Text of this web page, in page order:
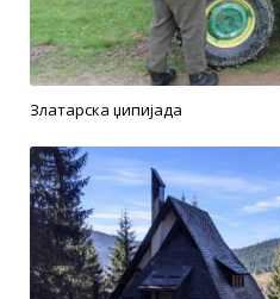
Златарска џипијада